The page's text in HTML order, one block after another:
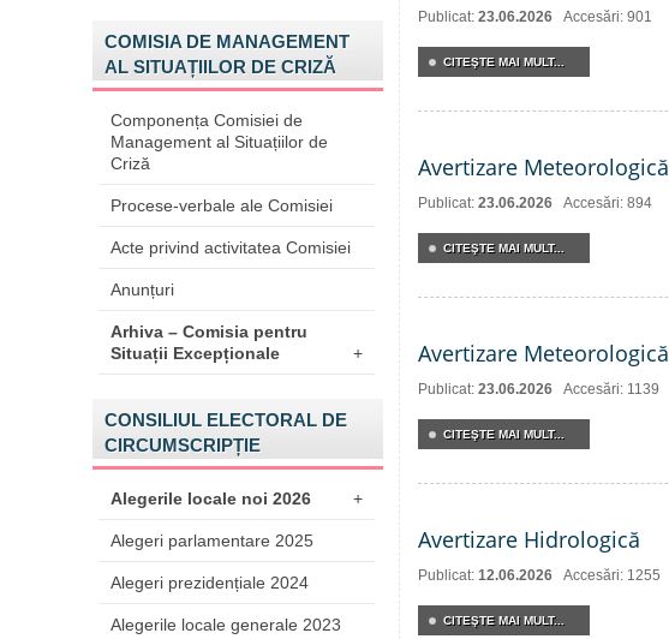
COMISIA DE MANAGEMENT
AL SITUAȚIILOR DE CRIZĂ
Componența Comisiei de
Management al Situațiilor de
Criză
Procese-verbale ale Comisiei
Acte privind activitatea Comisiei
Anunțuri
Arhiva – Comisia pentru
Situații Excepționale
+
CONSILIUL ELECTORAL DE
CIRCUMSCRIPȚIE
Alegerile locale noi 2026 +
Alegeri parlamentare 2025
Alegeri prezidențiale 2024
Alegerile locale generale 2023
Publicat: 23.06.2026 Accesări: 901
CITEŞTE MAI MULT...
Avertizare Meteorologică
Publicat: 23.06.2026 Accesări: 894
CITEŞTE MAI MULT...
Avertizare Meteorologică
Publicat: 23.06.2026 Accesări: 1139
CITEŞTE MAI MULT...
Avertizare Hidrologică
Publicat: 12.06.2026 Accesări: 1255
CITEŞTE MAI MULT...